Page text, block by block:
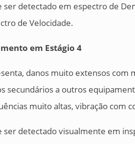
ser detectado em espectro de
de Velocidade.
em Estágio 4
danos muito extensos com
secundários a outros
muito altas, vibração com
ser detectado visualmente em